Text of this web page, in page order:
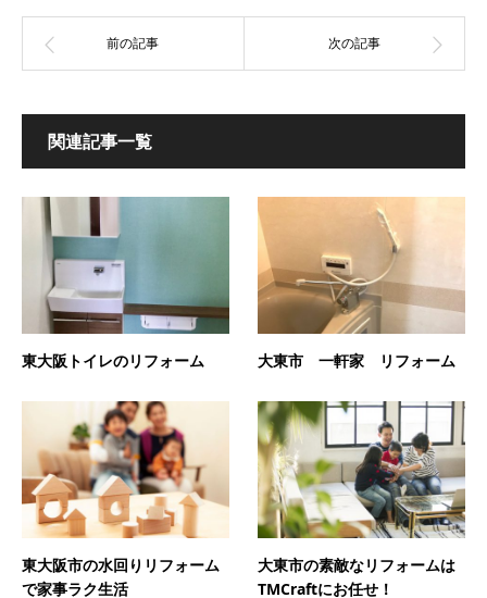
関連記事一覧
東大阪トイレのリフォーム 大東市 一軒家 リフォーム
東大阪市の水回りリフォーム
で家事ラク生活
大東市の素敵なリフォームは
TMCraftにお任せ！